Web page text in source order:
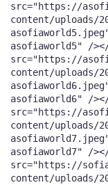
src="https://
content/uploads/
asofiaworld5" /
src="https://
content/uploads/
asofiaworld6" /
src="https://
content/uploads/
asofiaworld7" /
src="https://
content/uploads/